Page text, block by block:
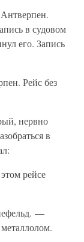
в судовом
его. Запись
Рейс без
нервно
в
рейсе
—